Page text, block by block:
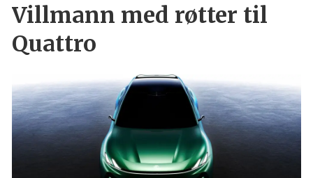
Villmann med røtter til
Quattro